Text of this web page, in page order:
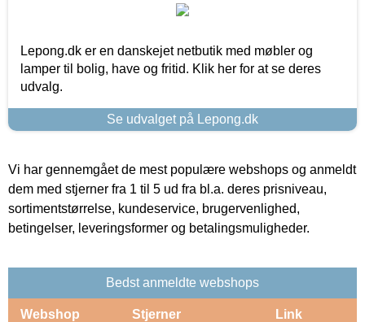
Lepong.dk er en danskejet netbutik med møbler og
lamper til bolig, have og fritid. Klik her for at se deres
udvalg.
Se udvalget på Lepong.dk
Vi har gennemgået de mest populære webshops og anmeldt
dem med stjerner fra 1 til 5 ud fra bl.a. deres prisniveau,
sortimentstørrelse, kundeservice, brugervenlighed,
betingelser, leveringsformer og betalingsmuligheder.
Bedst anmeldte webshops
Webshop Stjerner Link